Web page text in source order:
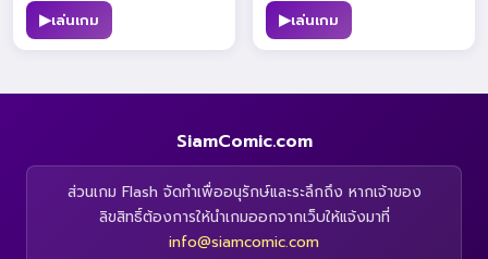
▶เล่นเกม ▶เล่นเกม
SiamComic.com
ส่วนเกม Flash จัดทำเพื่ออนุรักษ์และระลึกถึง หากเจ้าของ
ลิขสิทธิ์ต้องการให้นำเกมออกจากเว็บให้แจ้งมาที่
info@siamcomic.com